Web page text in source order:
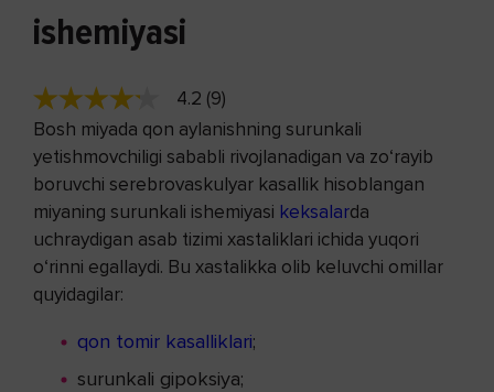
ishemiyasi
4.2 (9)
Bosh miyada qon aylanishning surunkali
yetishmovchiligi sababli rivojlanadigan va zo‘rayib
boruvchi serebrovaskulyar kasallik hisoblangan
miyaning surunkali ishemiyasi keksalarda
uchraydigan asab tizimi xastaliklari ichida yuqori
o‘rinni egallaydi. Bu xastalikka olib keluvchi omillar
quyidagilar:
qon tomir kasalliklari;
surunkali gipoksiya;